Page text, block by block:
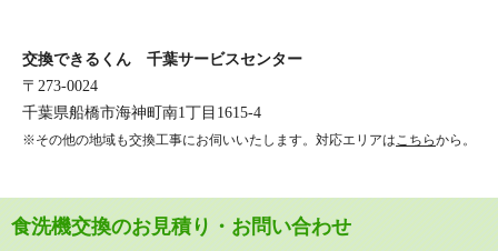
交換できるくん 千葉サービスセンター
〒273-0024
千葉県船橋市海神町南1丁目1615-4
※その他の地域も交換工事にお伺いいたします。対応エリアは こちらから。
食洗機交換のお見積り・お問い合わせ